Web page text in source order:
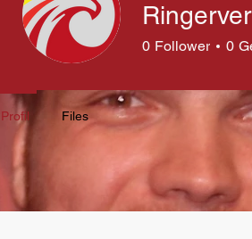
0 Follower 0
Profil Files